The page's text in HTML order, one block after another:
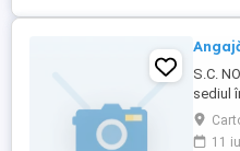
S.C.
sediul
str.
11